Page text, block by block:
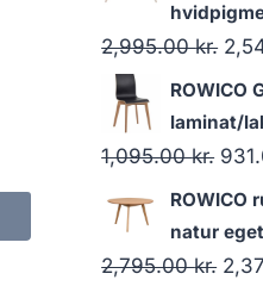
2,995.00kr.
ROWICO
laminat/
1,095.00kr.
ROWICO
natur
2,795.00kr.